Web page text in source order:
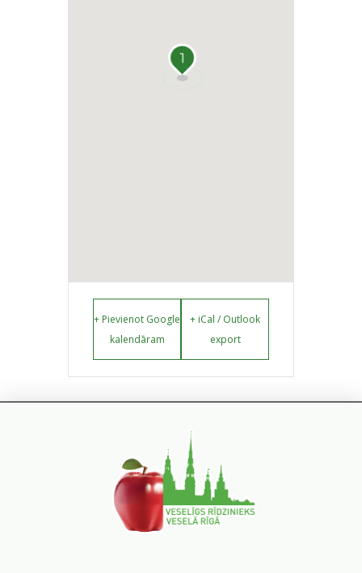
1
+ Pievienot Google
kalendāram
+ iCal / Outlook
export